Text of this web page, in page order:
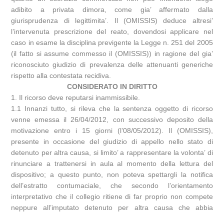
adibito a privata dimora, come gia’ affermato dalla
giurisprudenza di legittimita’. Il (OMISSIS) deduce altresi’
l’intervenuta prescrizione del reato, dovendosi applicare nel
caso in esame la disciplina previgente la Legge n. 251 del 2005
(il fatto si assume commesso il (OMISSIS)) in ragione del gia’
riconosciuto giudizio di prevalenza delle attenuanti generiche
rispetto alla contestata recidiva.
CONSIDERATO IN DIRITTO
1. Il ricorso deve reputarsi inammissibile.
1.1 Innanzi tutto, si rileva che la sentenza oggetto di ricorso
venne emessa il 26/04/2012, con successivo deposito della
motivazione entro i 15 giorni (l’08/05/2012). Il (OMISSIS),
presente in occasione del giudizio di appello nello stato di
detenuto per altra causa, si limito’ a rappresentare la volonta’ di
rinunciare a trattenersi in aula al momento della lettura del
dispositivo; a questo punto, non poteva spettargli la notifica
dell’estratto contumaciale, che secondo l’orientamento
interpretativo che il collegio ritiene di far proprio non compete
neppure all’imputato detenuto per altra causa che abbia